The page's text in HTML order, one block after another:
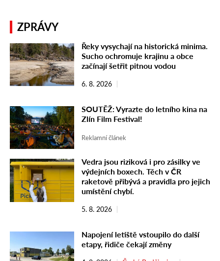
ZPRÁVY
Řeky vysychají na historická minima.
Sucho ochromuje krajinu a obce
začínají šetřit pitnou vodou
6. 8. 2026
SOUTĚŽ: Vyrazte do letního kina na
Zlín Film Festival!
Reklamní článek
Vedra jsou riziková i pro zásilky ve
výdejních boxech. Těch v ČR
raketově přibývá a pravidla pro jejich
umístění chybí.
5. 8. 2026
Napojení letiště vstoupilo do další
etapy, řidiče čekají změny